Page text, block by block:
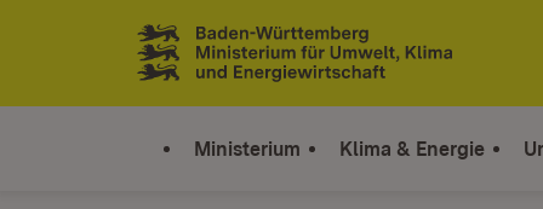
Zum Inhalt springen
Link zur Startseite
Ministerium Klima & Energie